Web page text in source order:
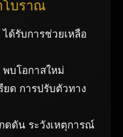
โบราณ
ด้รับการช่วยเหลือ
บโอกาสใหม่
ยด การปรับตัวทาง
ดดัน ระวังเหตุการณ์